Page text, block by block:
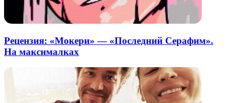
Рецензия: «Мокери» — «Последний Серафим».
На максималках